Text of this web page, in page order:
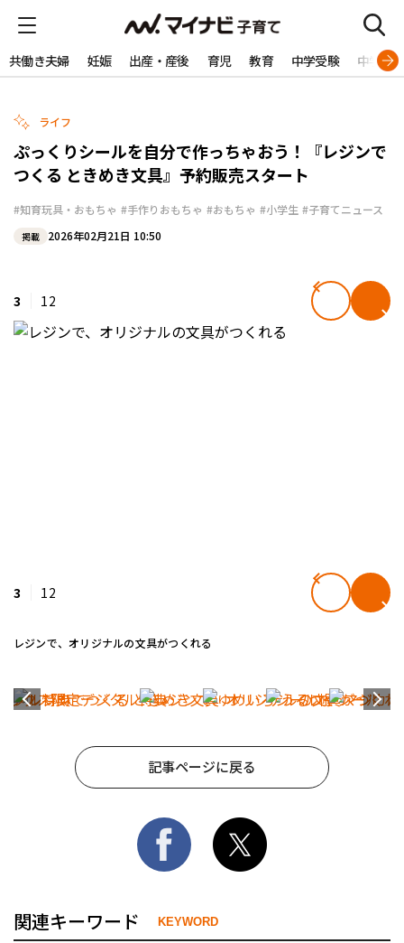
共働き夫婦 妊娠 出産・産後 育児 教育 中学受験 中学生
ライフ
ぷっくりシールを自分で作っちゃおう！『レジンで
つくる ときめき文具』予約販売スタート
#知育玩具・おもちゃ #手作りおもちゃ #おもちゃ #小学生 #子育てニュース
掲載 2026年02月21日 10:50
3 12
3 12
レジンで、オリジナルの文具がつくれる
記事ページに戻る
関連キーワード KEYWORD